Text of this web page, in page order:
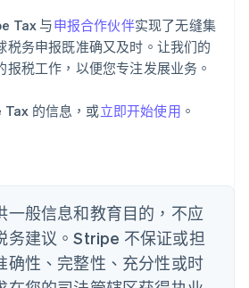
Tax 与申报合作伙伴实现了无缝集
税务申报既准确又及时。让我们的
报税工作，以便您专注发展业务。
的信息，或立即开始使用 。
一般信息和教育目的，不应
务建议。Stripe 不保证或担
确性、完整性、充分性或时